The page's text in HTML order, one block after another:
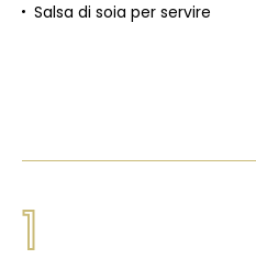
Salsa di soia per servire
1